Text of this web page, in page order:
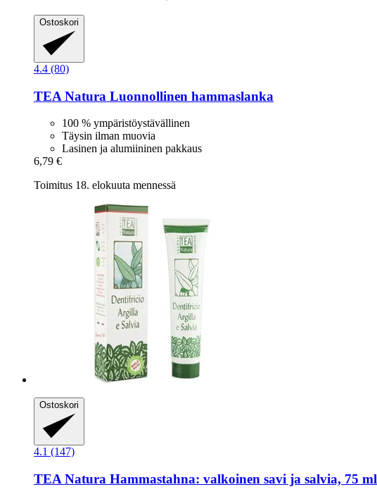
Ostoskori
4.4 (80)
TEA Natura Luonnollinen hammaslanka
100 % ympäristöystävällinen
Täysin ilman muovia
Lasinen ja alumiininen pakkaus
6,79 €
Toimitus 18. elokuuta mennessä
Ostoskori
4.1 (147)
TEA Natura Hammastahna: valkoinen savi ja salvia, 75 ml